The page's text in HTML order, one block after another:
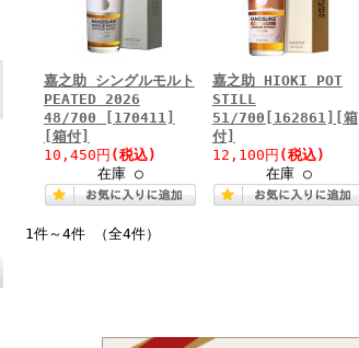
嘉之助 シングルモルト
PEATED 2026
48/700 [170411]
[箱付]
10,450円 (税込)
在庫 ○
嘉之助 HIOKI POT
STILL
51/700[162861][箱
付]
12,100円 (税込)
在庫 ○
1件～4件 （全4件）